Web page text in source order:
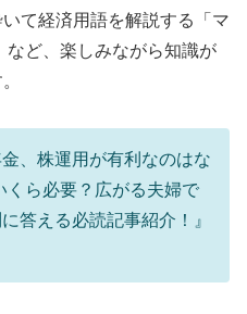
て経済用語を解説する「マ
など、楽しみながら知識が
、株運用が有利なのはな
ら必要？広がる夫婦で
答える必読記事紹介！』